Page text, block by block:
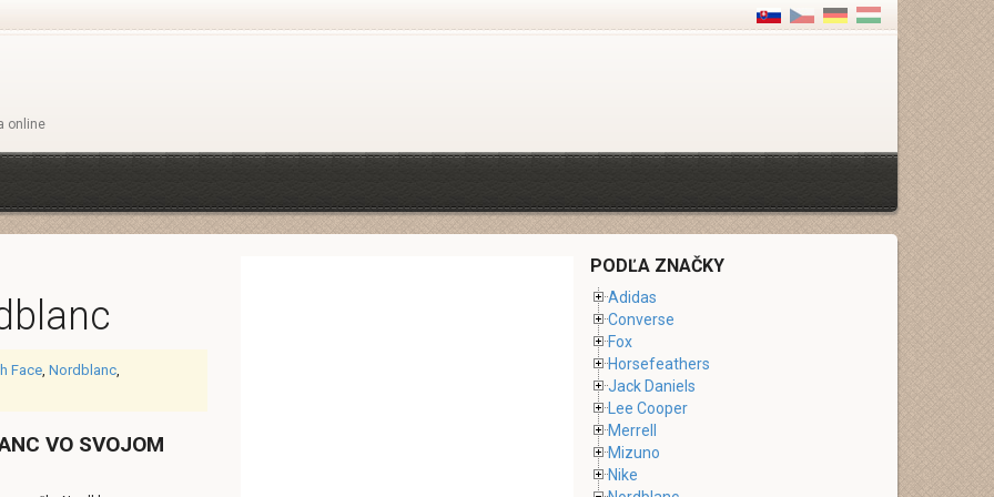
online
Face, Nordblanc,
VO SVOJOM
PODĽA ZNAČKY
Adidas
Converse
Fox
Horsefeathers
Jack Daniels
Lee Cooper
Merrell
Mizuno
Nike